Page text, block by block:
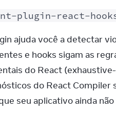
plugin-react-
ajuda você a detectar
e hooks sigam as
do React
do React
seu aplicativo ainda